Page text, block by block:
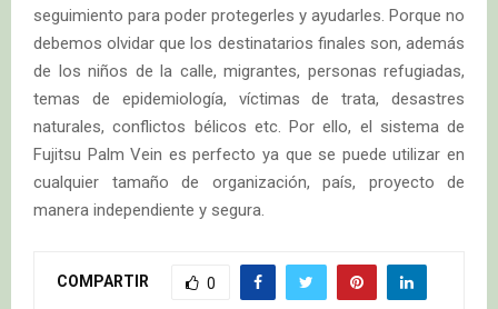
seguimiento para poder protegerles y ayudarles. Porque no
debemos olvidar que los destinatarios finales son, además
de los niños de la calle, migrantes, personas refugiadas,
temas de epidemiología, víctimas de trata, desastres
naturales, conflictos bélicos etc. Por ello, el sistema de
Fujitsu Palm Vein es perfecto ya que se puede utilizar en
cualquier tamaño de organización, país, proyecto de
manera independiente y segura.
COMPARTIR 0